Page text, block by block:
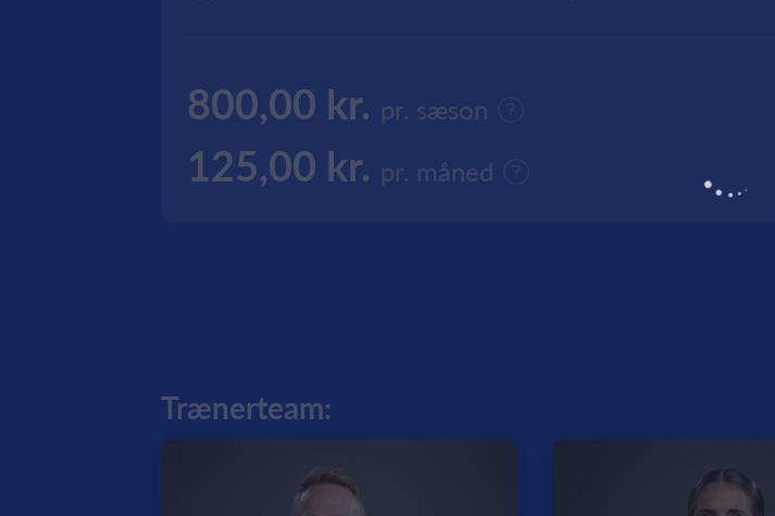
800,00 kr. pr. sæson
125,00 kr. pr. måned
Trænerteam: